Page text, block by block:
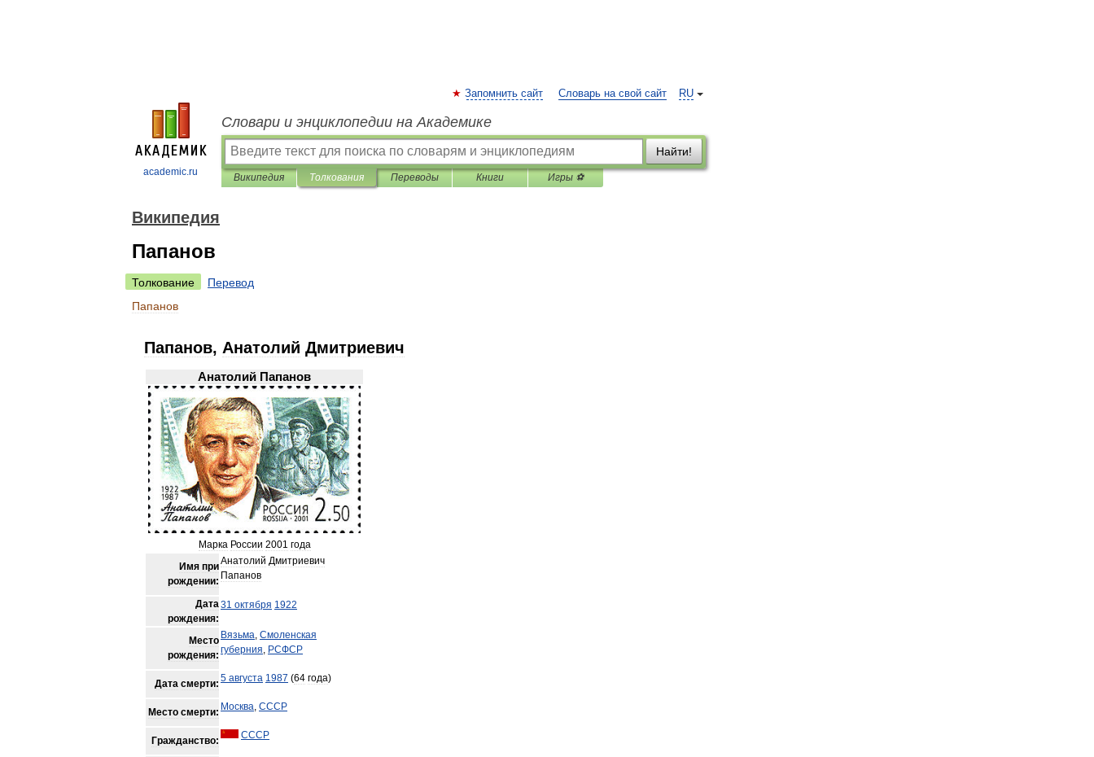
academic.ru
RU
Запомнить сайт Словарь на свой сайт
Словари и энциклопедии на Академике
Найти!
Википедия Толкования Переводы Книги Игры ⚽
Википедия
Папанов
Толкование
Перевод
Папанов
Папанов, Анатолий Дмитриевич
Анатолий Папанов
Марка России 2001 года
Имя при
рождении:
Анатолий Дмитриевич
Папанов
Дата
рождения:
31 октября 1922
Место
рождения:
Вязьма, Смоленская
губерния, РСФСР
Дата смерти: 5 августа 1987 (64 года)
Место смерти: Москва, СССР
Гражданство: СССР